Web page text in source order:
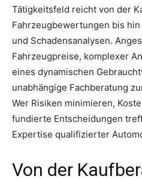
Tätigkeitsfeld reicht von der
Fahrzeugbewertungen bis
und Schadensanalysen.
Fahrzeugpreise, komplexer
eines dynamischen
unabhängige Fachberatung
Wer Risiken minimieren,
fundierte Entscheidungen
Expertise qualifizierter
Von der